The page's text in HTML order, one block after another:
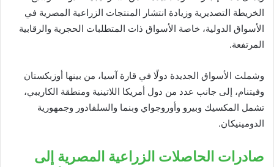
الخريطة التصديرية وزيادة انتشار المنتجات الزراعية المصرية في
الأسواق الدولية، خاصة الأسواق ذات المتطلبات الحجرية والرقابية
المرتفعة.
وشملت الأسواق الجديدة دولًا في قارة آسيا، من بينها أوزبكستان
وفيتنام، إلى جانب عدد من دول أمريكا اللاتينية ومنطقة الكاريبي،
تشمل المكسيك وبيرو وأوروجواي وبنما والسلفادور وجمهورية
الدومينيكان.
صادرات الحاصلات الزراعية المصرية إلى